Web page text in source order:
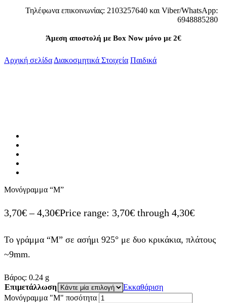
Τηλέφωνα επικοινωνίας: 2103257640 και Viber/WhatsApp:
6948885280
Άμεση αποστολή με Box Now μόνο με 2€
Αρχική σελίδα Διακοσμητικά Στοιχεία Παιδικά
Μονόγραμμα “M”
3,70€ – 4,30€Price range: 3,70€ through 4,30€
Το γράμμα “M” σε ασήμι 925° με δυο κρικάκια, πλάτους
~9mm.
Βάρος: 0.24 g
Επιμετάλλωση
Εκκαθάριση
Μονόγραμμα "M" ποσότητα